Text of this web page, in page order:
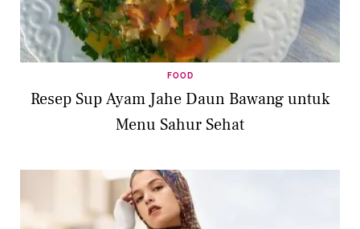
FOOD
Resep Sup Ayam Jahe Daun Bawang untuk
Menu Sahur Sehat